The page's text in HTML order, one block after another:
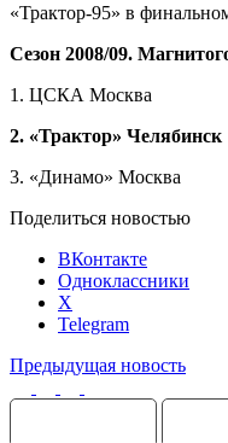
«Трактор-95» в
Сезон 2008/09.
1. ЦСКА Москва
2. «Трактор» Челябинск
3. «Динамо» Москва
Поделиться новостью
ВКонтакте
Одноклассники
X
Telegram
Предыдущая новость